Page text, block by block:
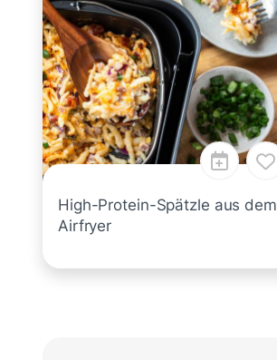
High-Protein-Spätzle aus dem
Airfryer